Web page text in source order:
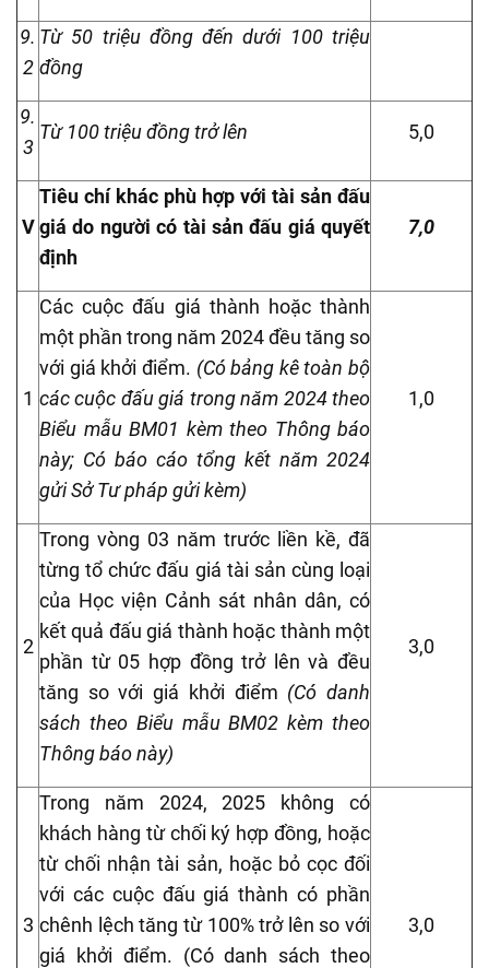
9.
2
Từ 50 triệu đồng đến dưới 100 triệu
đồng
9.
3
Từ 100 triệu đồng trở lên 5,0
V
Tiêu chí khác phù hợp với tài sản đấu
giá do người có tài sản đấu giá quyết
định
7,0
1
Các cuộc đấu giá thành hoặc thành
một phần trong năm 2024 đều tăng so
với giá khởi điểm. (Có bảng kê toàn bộ
các cuộc đấu giá trong năm 2024 theo
Biểu mẫu BM01 kèm theo Thông báo
này; Có báo cáo tổng kết năm 2024
gửi Sở Tư pháp gửi kèm)
1,0
2
Trong vòng 03 năm trước liền kề, đã
từng tổ chức đấu giá tài sản cùng loại
của Học viện Cảnh sát nhân dân, có
kết quả đấu giá thành hoặc thành một
phần từ 05 hợp đồng trở lên và đều
tăng so với giá khởi điểm (Có danh
sách theo Biểu mẫu BM02 kèm theo
Thông báo này)
3,0
3
Trong năm 2024, 2025 không có
khách hàng từ chối ký hợp đồng, hoặc
từ chối nhận tài sản, hoặc bỏ cọc đối
với các cuộc đấu giá thành có phần
chênh lệch tăng từ 100% trở lên so với
giá khởi điểm. (Có danh sách theo
3,0